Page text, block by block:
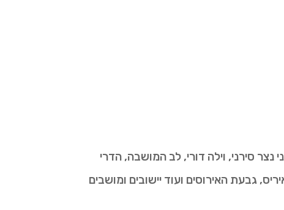
סירני, וילה דורי, לב המושבה, הדרי
גבעת האירוסים ועוד יישובים ומושבים